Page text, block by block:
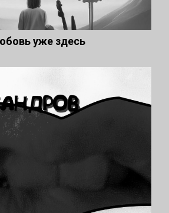
уже здесь